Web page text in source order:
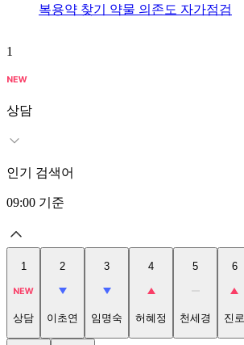
복용약 찾기 약물 의존도 자가점검
1
상담
인기 검색어
09:00 기준
1
상담
2
이초연
3
임명숙
4
허혜정
5
천세경
6
진로